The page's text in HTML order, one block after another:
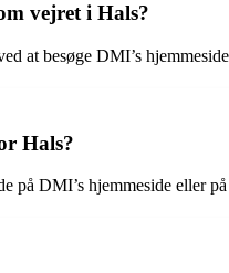
vejret i Hals?
at besøge DMI’s
Hals?
på DMI’s hjemmeside eller